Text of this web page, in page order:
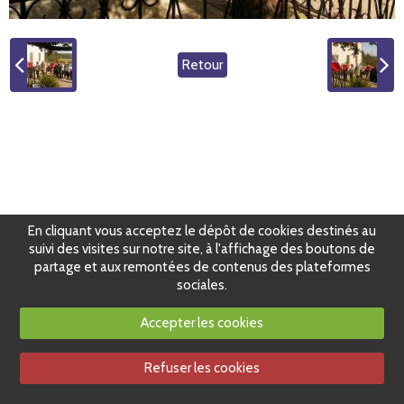
Retour
En cliquant vous acceptez le dépôt de cookies destinés au
suivi des visites sur notre site, à l'affichage des boutons de
partage et aux remontées de contenus des plateformes
sociales.
Accepter les cookies
Refuser les cookies